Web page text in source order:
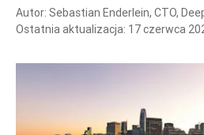
Autor: Sebastian Enderlein, CTO,
Ostatnia aktualizacja: 17 czerwca